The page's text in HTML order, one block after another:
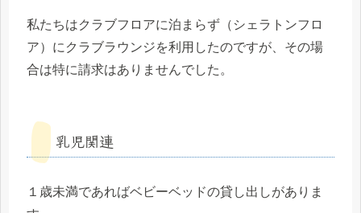
私たちはクラブフロアに泊まらず（シェラトンフロ
ア）にクラブラウンジを利用したのですが、その場
合は特に請求はありませんでした。
乳児関連
１歳未満であればベビーベッドの貸し出しがありま